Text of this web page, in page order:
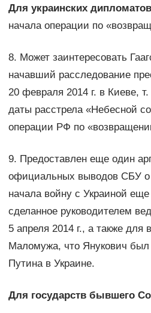
Для украинских
начала операции по
8. Может заинтересовать
начавший расследование
20 февраля 2014 г. в Киеве,
даты расстрела «Небесной
операции РФ по
9. Предоставлен еще один
официальных выводов СБУ о
начала войну с Украиной
сделанное руководителем
5 апреля 2014 г., а также
Маломужа, что Янукович был
Путина в Украине.
Для государств бывшего